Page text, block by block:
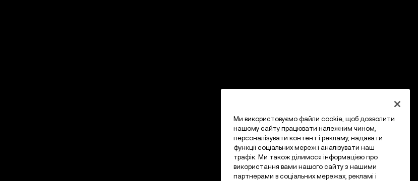
Ми використовуємо файли cookie, щоб дозволити
нашому сайту працювати належним чином,
персоналізувати контент і рекламу, надавати
функції соціальних мереж і аналізувати наш
трафік. Ми також ділимося інформацією про
використання вами нашого сайту з нашими
партнерами в соціальних мережах, рекламі і